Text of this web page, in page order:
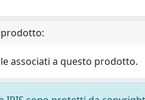
associati a questo prodotto.